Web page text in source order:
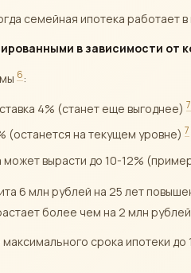
семейная ипотека работает
в зависимости от
6:
4% (станет еще выгоднее) 7
(останется на текущем уровне) 7
может вырасти до 10-12%
6 млн рублей на 25 лет
более чем на 2 млн рублей
срока ипотеки до